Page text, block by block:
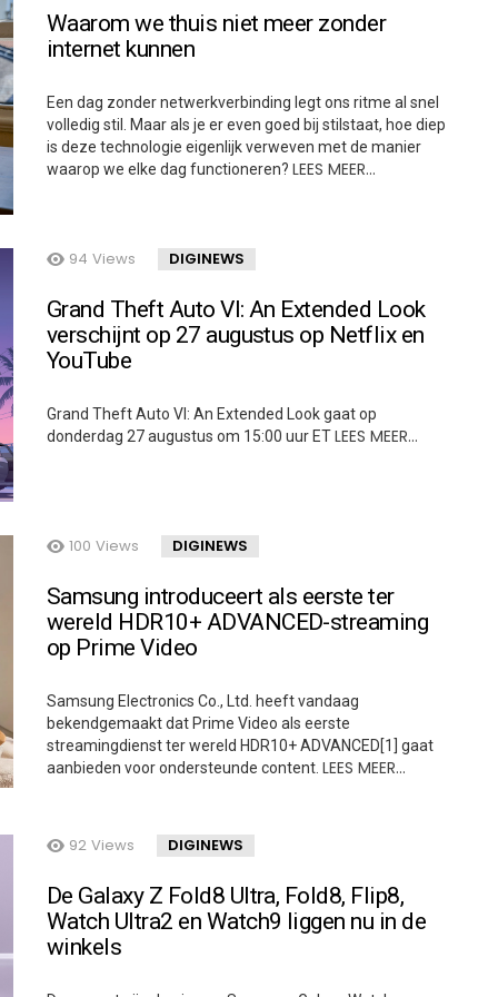
Waarom we thuis niet meer zonder
internet kunnen
Een dag zonder netwerkverbinding legt ons ritme al snel
volledig stil. Maar als je er even goed bij stilstaat, hoe diep
is deze technologie eigenlijk verweven met de manier
waarop we elke dag functioneren? LEES MEER…
94 Views DIGINEWS
Grand Theft Auto VI: An Extended Look
verschijnt op 27 augustus op Netflix en
YouTube
Grand Theft Auto VI: An Extended Look gaat op
donderdag 27 augustus om 15:00 uur ETLEES MEER…
100 Views DIGINEWS
Samsung introduceert als eerste ter
wereld HDR10+ ADVANCED-streaming
op Prime Video
Samsung Electronics Co., Ltd. heeft vandaag
bekendgemaakt dat Prime Video als eerste
streamingdienst ter wereld HDR10+ ADVANCED[1] gaat
aanbieden voor ondersteunde content. LEES MEER…
92 Views DIGINEWS
De Galaxy Z Fold8 Ultra, Fold8, Flip8,
Watch Ultra2 en Watch9 liggen nu in de
winkels